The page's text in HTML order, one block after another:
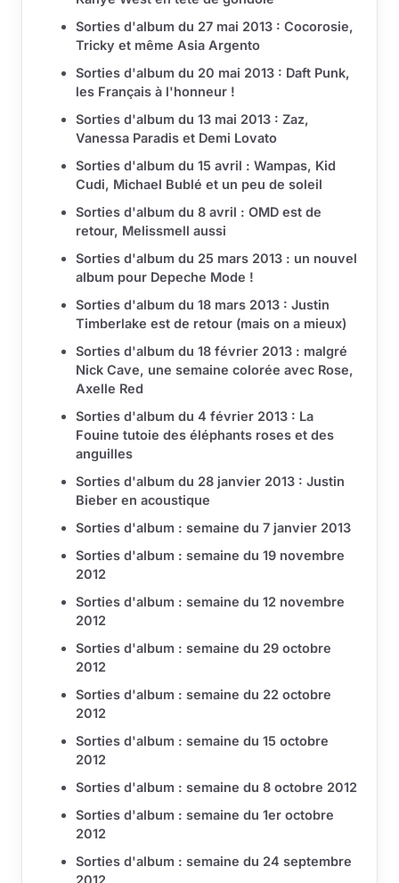
Sorties d'album du 27 mai 2013 : Cocorosie,
Tricky et même Asia Argento
Sorties d'album du 20 mai 2013 : Daft Punk,
les Français à l'honneur !
Sorties d'album du 13 mai 2013 : Zaz,
Vanessa Paradis et Demi Lovato
Sorties d'album du 15 avril : Wampas, Kid
Cudi, Michael Bublé et un peu de soleil
Sorties d'album du 8 avril : OMD est de
retour, Melissmell aussi
Sorties d'album du 25 mars 2013 : un nouvel
album pour Depeche Mode !
Sorties d'album du 18 mars 2013 : Justin
Timberlake est de retour (mais on a mieux)
Sorties d'album du 18 février 2013 : malgré
Nick Cave, une semaine colorée avec Rose,
Axelle Red
Sorties d'album du 4 février 2013 : La
Fouine tutoie des éléphants roses et des
anguilles
Sorties d'album du 28 janvier 2013 : Justin
Bieber en acoustique
Sorties d'album : semaine du 7 janvier 2013
Sorties d'album : semaine du 19 novembre
2012
Sorties d'album : semaine du 12 novembre
2012
Sorties d'album : semaine du 29 octobre
2012
Sorties d'album : semaine du 22 octobre
2012
Sorties d'album : semaine du 15 octobre
2012
Sorties d'album : semaine du 8 octobre 2012
Sorties d'album : semaine du 1er octobre
2012
Sorties d'album : semaine du 24 septembre
2012